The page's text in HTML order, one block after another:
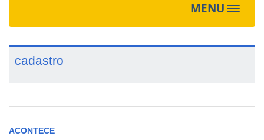
MENU Toggle
cadastro
ACONTECE